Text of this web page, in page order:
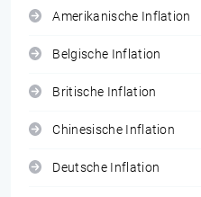
Amerikanische Inflation
Belgische Inflation
Britische Inflation
Chinesische Inflation
Deutsche Inflation